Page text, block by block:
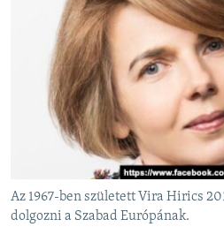
DEMOKRÁCIA
A PÉNZ NYOMÁBAN
EURÓPAI UNIÓ
VILÁG
KLÍMAVÁLTOZÁS
A MÚLT TANULSÁGAI
KÖVESSEN MINKET!
Az 1967-ben született Vira Hirics
dolgozni a Szabad Európának.